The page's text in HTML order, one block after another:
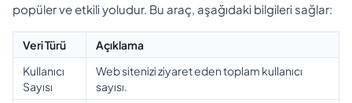
popüler ve etkili yoludur. Bu araç, aşağıdaki bilgileri sağlar:
Veri Türü
Açıklama
Kullanıcı
Sayısı
Web sitenizi ziyaret eden toplam kullanıcı
sayısı.